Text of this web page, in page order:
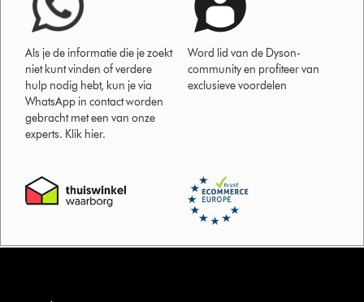
Als je de informatie die je zoekt
niet kunt vinden of verdere
hulp nodig hebt, kun je via
WhatsApp in contact worden
gebracht met een van onze
experts. Klik hier.
Word lid van de Dyson-
community en profiteer van
exclusieve voordelen